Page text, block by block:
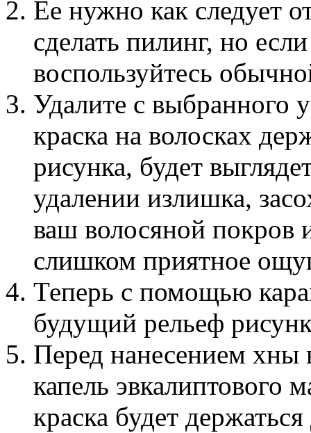
Ее нужно как следует
сделать пилинг, но
воспользуйтесь
Удалите с выбранного
краска на волосках
рисунка, будет
удалении излишка,
ваш волосяной покров
слишком приятное
Теперь с помощью
будущий рельеф
Перед нанесением хны
капель
краска будет